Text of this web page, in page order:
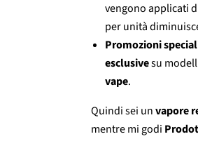
vengono applicati
per unità
Promozioni
esclusivesu
vape.
Quindi sei unvapore
mentre mi godi